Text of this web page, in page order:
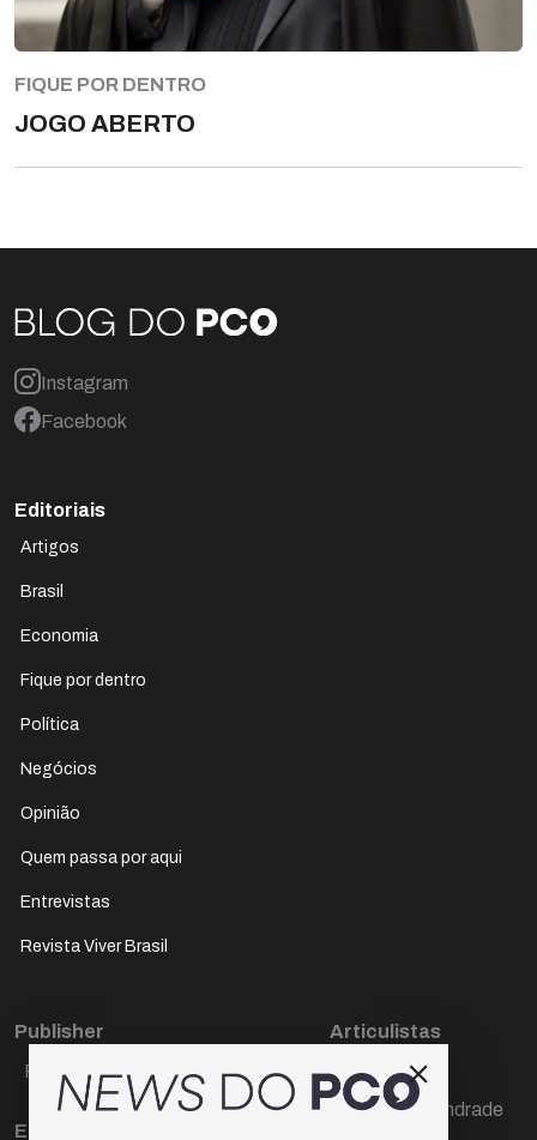
FIQUE POR DENTRO
JOGO ABERTO
Instagram
Facebook
Editoriais
Artigos
Brasil
Economia
Fique por dentro
Política
Negócios
Opinião
Quem passa por aqui
Entrevistas
Revista Viver Brasil
Publisher
Paulo Cesar de Oliveira
Editora Chefe
Articulistas
Décio Freire
Dr Marcos Andrade